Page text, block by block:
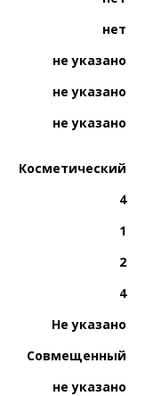
нет
не указано
не указано
не указано
Косметический
4
1
2
4
Не указано
Совмещенный
не указано